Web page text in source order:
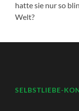
hatte sie nur so
Welt?
SELBSTLIEBE-